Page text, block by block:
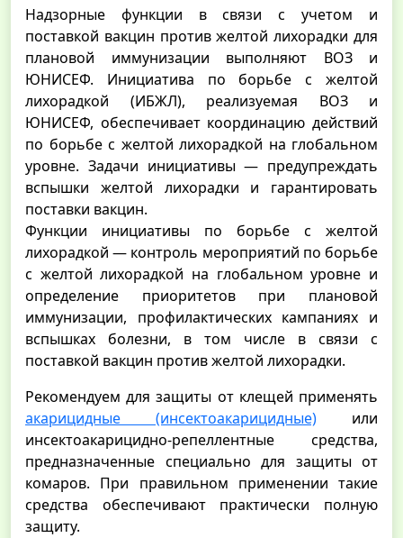
Надзорные функции в связи с учетом и
поставкой вакцин против желтой лихорадки для
плановой иммунизации выполняют ВОЗ и
ЮНИСЕФ. Инициатива по борьбе с желтой
лихорадкой (ИБЖЛ), реализуемая ВОЗ и
ЮНИСЕФ, обеспечивает координацию действий
по борьбе с желтой лихорадкой на глобальном
уровне. Задачи инициативы — предупреждать
вспышки желтой лихорадки и гарантировать
поставки вакцин.
Функции инициативы по борьбе с желтой
лихорадкой — контроль мероприятий по борьбе
с желтой лихорадкой на глобальном уровне и
определение приоритетов при плановой
иммунизации, профилактических кампаниях и
вспышках болезни, в том числе в связи с
поставкой вакцин против желтой лихорадки.
Рекомендуем для защиты от клещей применять
акарицидные (инсектоакарицидные) или
инсектоакарицидно-репеллентные средства,
предназначенные специально для защиты от
комаров. При правильном применении такие
средства обеспечивают практически полную
защиту.